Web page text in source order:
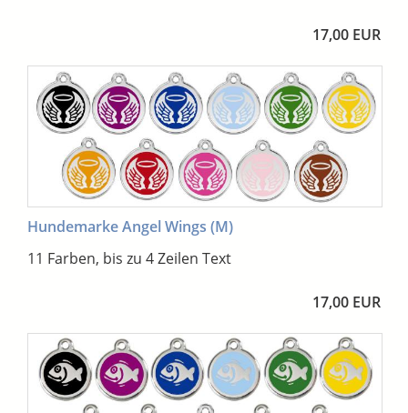
17,00 EUR
Hundemarke Angel Wings (M)
11 Farben, bis zu 4 Zeilen Text
17,00 EUR